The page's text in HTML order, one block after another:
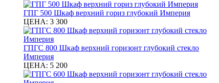
ГПГ 500 Шкаф верхний гориз глубокий Империя
ЦЕНА: 3 300
ГПГС 800 Шкаф верхний горизонт глубокий стекло
Империя
ЦЕНА: 5 200